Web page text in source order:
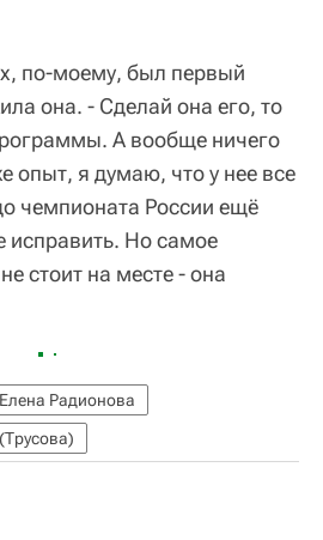
по-моему, был первый
она. - Сделай она его, то
А вообще ничего
опыт, я думаю, что у нее все
чемпионата России ещё
исправить. Но самое
стоит на месте - она
Елена Радионова